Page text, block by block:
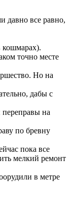
давно все равно,
кошмарах).
точно месте
Но на
дабы с
на
по бревну
пока все
мелкий ремонт
в метре